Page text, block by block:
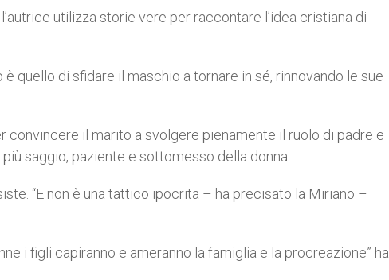
utilizza storie vere per raccontare l’idea cristiana di
quello di sfidare il maschio a tornare in sé, rinnovando le sue
convincere il marito a svolgere pienamente il ruolo di padre e
saggio, paziente e sottomesso della donna.
“E non è una tattico ipocrita – ha precisato la Miriano –
i figli capiranno e ameranno la famiglia e la procreazione” ha